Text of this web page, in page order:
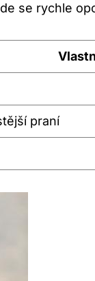
se rychle
praní